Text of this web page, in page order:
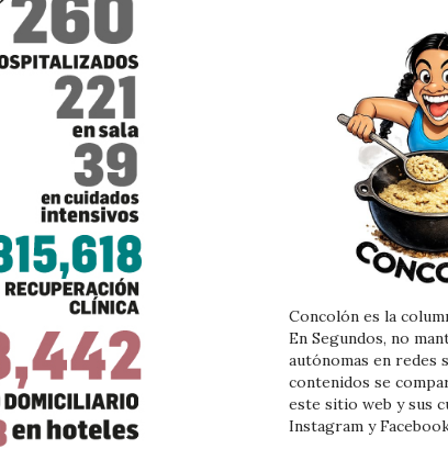
Concolón es la
En Segundos, no
autónomas en redes
contenidos se
este sitio web y sus
Instagram y